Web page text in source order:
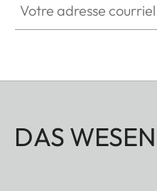
DAS